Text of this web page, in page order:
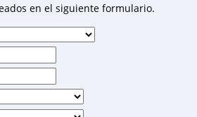
en el siguiente formulario.